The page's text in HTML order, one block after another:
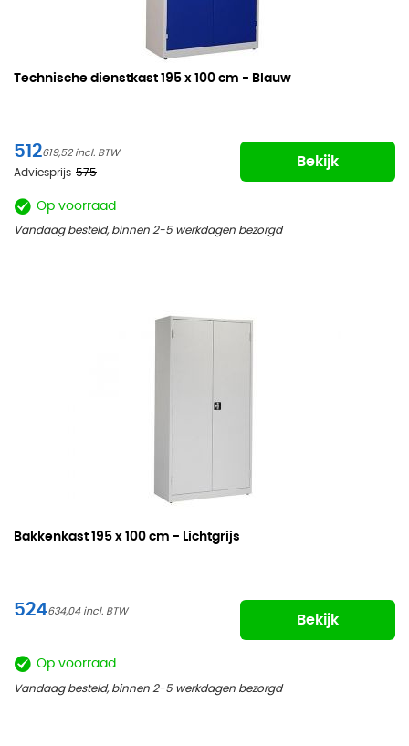
Technische dienstkast 195 x 100 cm - Blauw
512619,52
Adviesprijs 575
Bekijk
Op voorraad
Vandaag besteld, binnen 2-5 werkdagen bezorgd
Bakkenkast 195 x 100 cm - Lichtgrijs
524634,04
Bekijk
Op voorraad
Vandaag besteld, binnen 2-5 werkdagen bezorgd